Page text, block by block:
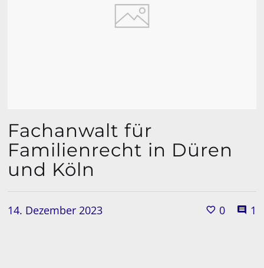
Fachanwalt für
Familienrecht in Düren
und Köln
14. Dezember 2023 0 1